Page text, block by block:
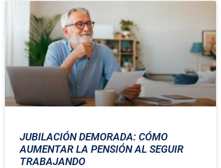
JUBILACIÓN DEMORADA: CÓMO
AUMENTAR LA PENSIÓN AL SEGUIR
TRABAJANDO